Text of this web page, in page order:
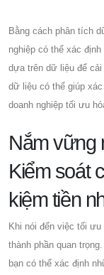
Bằng cách phân tích
nghiệp có thể xác
dựa trên dữ liệu để
dữ liệu có thể giúp
doanh nghiệp tối ưu
Nắm vững
Kiểm soát
kiệm tiền
Khi nói đến việc tối
thành phần quan
bạn có thể xác định